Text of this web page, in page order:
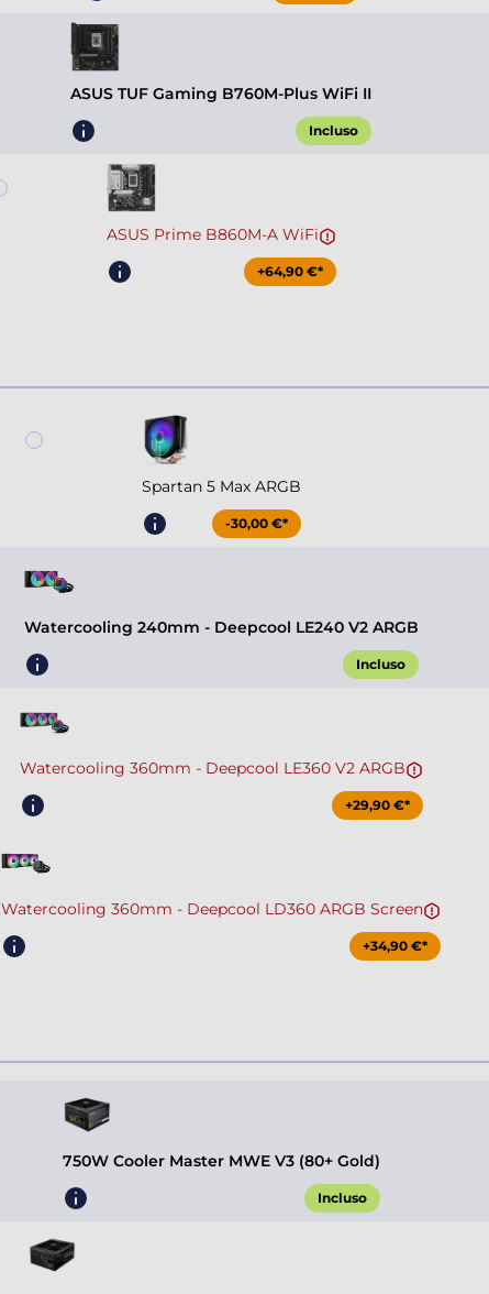
ASUS TUF Gaming B760M-Plus WiFi II
Incluso
ASUS Prime B860M-A WiFi
+64,90 €*
Spartan 5 Max ARGB
-30,00 €*
Watercooling 240mm - Deepcool LE240 V2 ARGB
Incluso
Watercooling 360mm - Deepcool LE360 V2 ARGB
+29,90 €*
Watercooling 360mm - Deepcool LD360 ARGB Screen
+34,90 €*
750W Cooler Master MWE V3 (80+ Gold)
Incluso